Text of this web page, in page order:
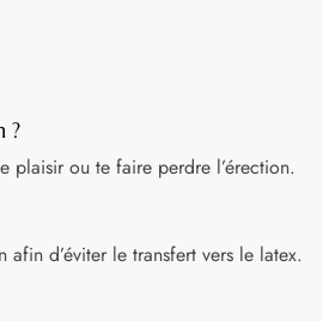
?
plaisir ou te faire perdre l’érection.
d’éviter le transfert vers le latex.
-10%
SUR